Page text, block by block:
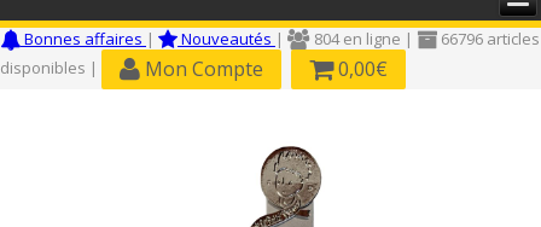
Bonnes affaires | Nouveautés | 804 en ligne |
66796 articles
disponibles |
Mon Compte 0,00€